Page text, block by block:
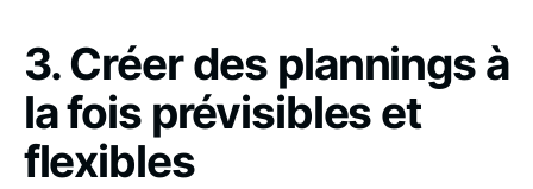
3. Créer des plannings à
la fois prévisibles et
flexibles